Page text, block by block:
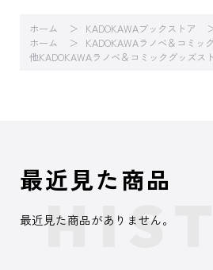
ホーム KADOKAWAブックストア
ホーム
KADOKAWAラノベ＆コミッ
他KADOKAWAラノベ＆コミックグッズス
最近見た商品
最近見た商品がありません。